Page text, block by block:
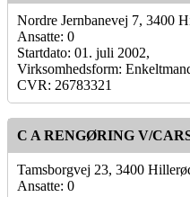
Nordre Jernbanevej 7, 3400
Ansatte: 0
Startdato: 01. juli 2002,
Virksomhedsform:
CVR: 26783321
C A RENGØRING V/
Tamsborgvej 23, 3400
Ansatte: 0